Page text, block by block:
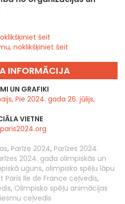
šeit
noklikšķiniet šeit
INFORMĀCIJA
UN GRAFIKI
Pie 2024. gada 26. jūlijs,
VIETNE
, Parīze 2024, Parīzes 2024.
2024. gada olimpiskās un
uguns, olimpisko spēļu lāpu
Paris Ile de France ceļvedis,
, Olimpisko spēļu animācijas
ceļvedis